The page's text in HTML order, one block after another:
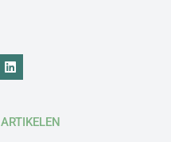
ARTIKELEN